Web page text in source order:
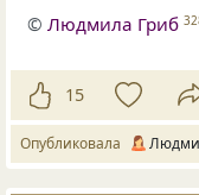
©Людмила Гриб
15
Опубликовала